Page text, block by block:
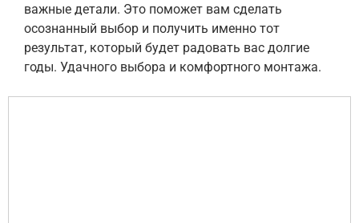
важные детали. Это поможет вам сделать
осознанный выбор и получить именно тот
результат, который будет радовать вас долгие
годы. Удачного выбора и комфортного монтажа.